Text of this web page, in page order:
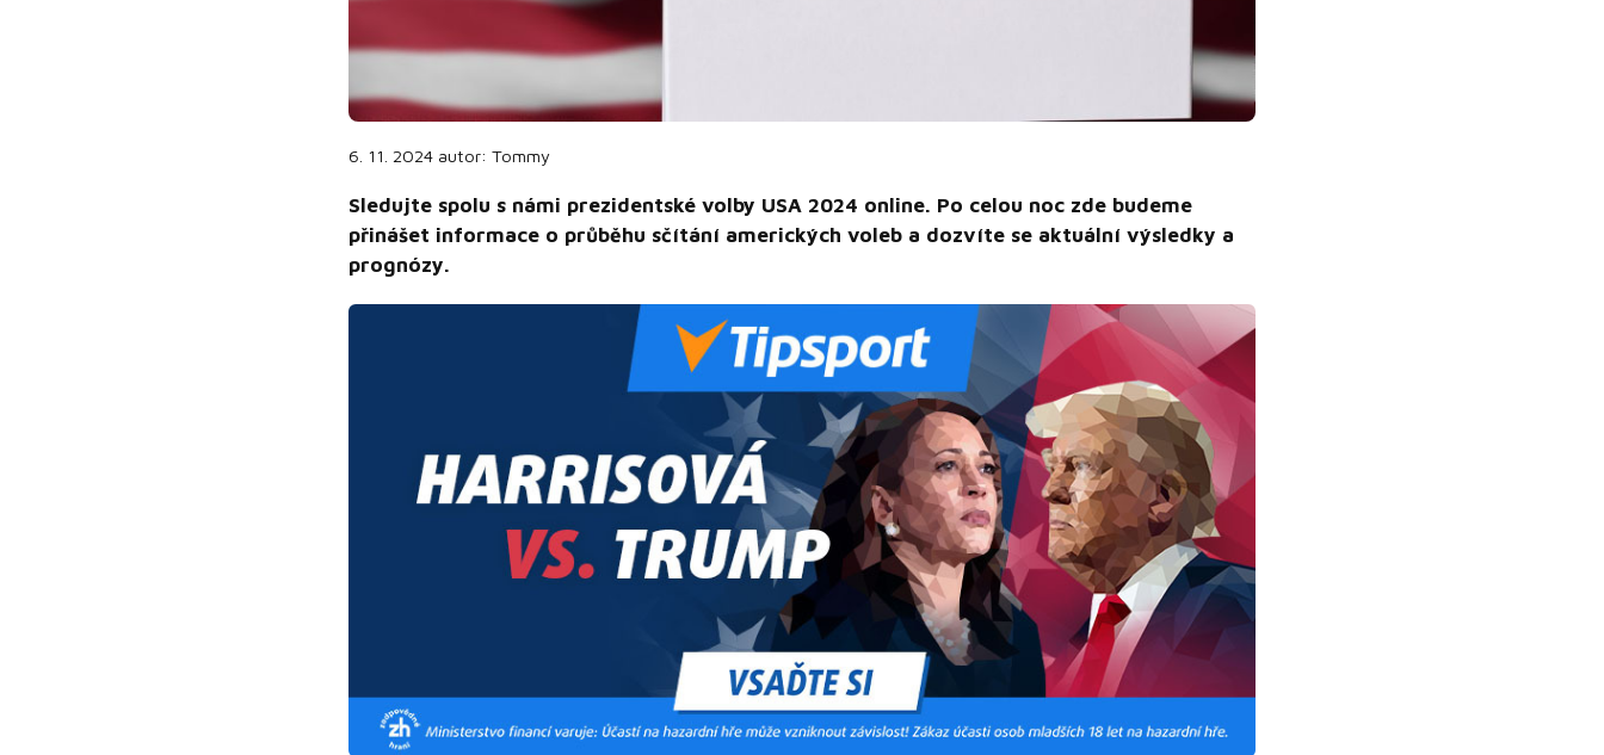
6. 11. 2024 autor: Tommy
Sledujte spolu s námi prezidentské volby USA 2024 online. Po celou noc zde budeme
přinášet informace o průběhu sčítání amerických voleb a dozvíte se aktuální výsledky a
prognózy.